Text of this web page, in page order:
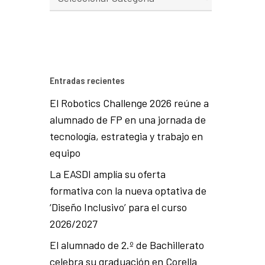
Entradas recientes
El Robotics Challenge 2026 reúne a
alumnado de FP en una jornada de
tecnología, estrategia y trabajo en
equipo
La EASDI amplía su oferta
formativa con la nueva optativa de
‘Diseño Inclusivo’ para el curso
2026/2027
El alumnado de 2.º de Bachillerato
celebra su graduación en Corella